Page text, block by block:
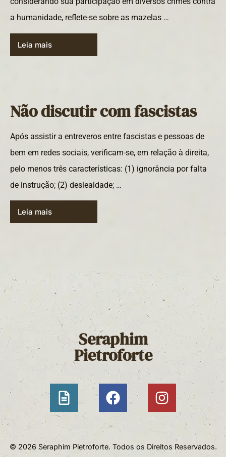
a humanidade, reflete-se sobre as mazelas …
Leia mais
Não discutir com fascistas
Após assistir a entreveros entre fascistas e pessoas de
bem em redes sociais, verificam-se, em relação à direita,
pelo menos três características: (1) ignorância por falta
de instrução; (2) deslealdade; …
Leia mais
Seraphim
Pietroforte
© 2026 Seraphim Pietroforte. Todos os Direitos Reservados.